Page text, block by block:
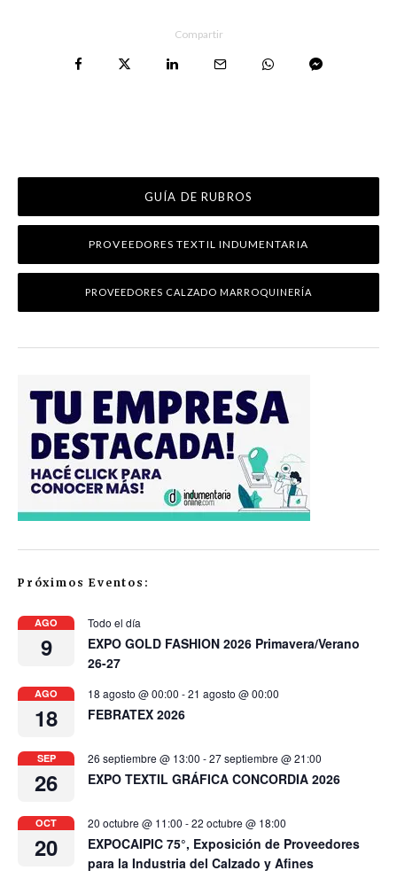
Compartir
GUÍA DE RUBROS
PROVEEDORES TEXTIL INDUMENTARIA
PROVEEDORES CALZADO MARROQUINERÍA
Próximos Eventos:
AGO
9
Todo el día
EXPO GOLD FASHION 2026 Primavera/Verano
26-27
AGO
18
18 agosto @ 00:00 -21 agosto @ 00:00
FEBRATEX 2026
SEP
26
26 septiembre @ 13:00 -27 septiembre @ 21:00
EXPO TEXTIL GRÁFICA CONCORDIA 2026
OCT
20
20 octubre @ 11:00 -22 octubre @ 18:00
EXPOCAIPIC 75°, Exposición de Proveedores
para la Industria del Calzado y Afines